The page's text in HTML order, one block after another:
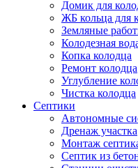
Домик для
ЖБ кольца для
Земляные
Колодезная
Копка колодца
Ремонт колодца
Углубление
Чистка колодца
Септики
Автономные
Дренаж участка
Монтаж
Септик из